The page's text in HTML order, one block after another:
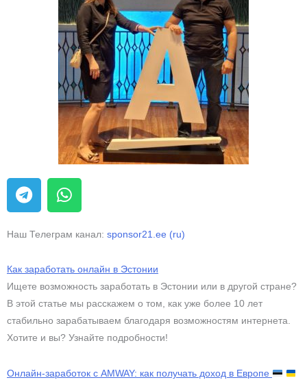
T
e
e
r
a
m
W
h
t
a
p
p
Наш Телеграм канал: sponsor21.ee (ru)
Как заработать онлайн в Эстонии
Ищете возможность заработать в Эстонии или в другой стране?
В этой статье мы расскажем о том, как уже более 10 лет
стабильно зарабатываем благодаря возможностям интернета.
Хотите и вы? Узнайте подробности!
Онлайн-заработок с AMWAY: как получать доход в Европе